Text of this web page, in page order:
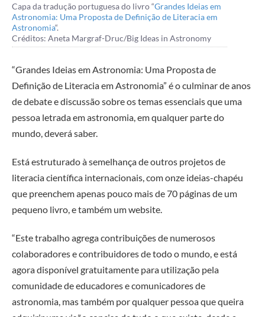
Capa da tradução portuguesa do livro “Grandes Ideias em
Astronomia: Uma Proposta de Definição de Literacia em
Astronomia“.
Créditos: Aneta Margraf-Druc/Big Ideas in Astronomy
“Grandes Ideias em Astronomia: Uma Proposta de
Definição de Literacia em Astronomia” é o culminar de anos
de debate e discussão sobre os temas essenciais que uma
pessoa letrada em astronomia, em qualquer parte do
mundo, deverá saber.
Está estruturado à semelhança de outros projetos de
literacia científica internacionais, com onze ideias-chapéu
que preenchem apenas pouco mais de 70 páginas de um
pequeno livro, e também um website.
“Este trabalho agrega contribuições de numerosos
colaboradores e contribuidores de todo o mundo, e está
agora disponível gratuitamente para utilização pela
comunidade de educadores e comunicadores de
astronomia, mas também por qualquer pessoa que queira